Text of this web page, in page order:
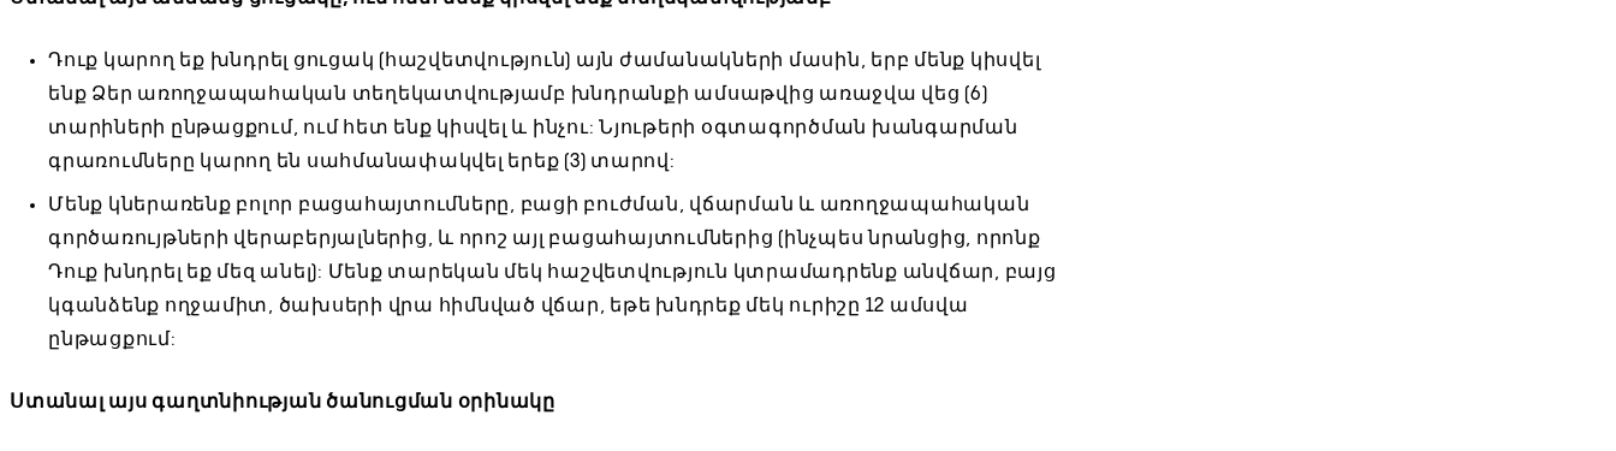
Դուք կարող եք խնդրել ցուցակ (հաշվետվություն) այն ժամանակների մասին, երբ մենք կիսվել
ենք Ձեր առողջապահական տեղեկատվությամբ խնդրանքի ամսաթվից առաջվա վեց (6)
տարիների ընթացքում, ում հետ ենք կիսվել և ինչու: Նյութերի օգտագործման խանգարման
գրառումները կարող են սահմանափակվել երեք (3) տարով:
Մենք կներառենք բոլոր բացահայտումները, բացի բուժման, վճարման և առողջապահական
գործառույթների վերաբերյալներից, և որոշ այլ բացահայտումներից (ինչպես նրանցից, որոնք
Դուք խնդրել եք մեզ անել): Մենք տարեկան մեկ հաշվետվություն կտրամադրենք անվճար, բայց
կգանձենք ողջամիտ, ծախսերի վրա հիմնված վճար, եթե խնդրեք մեկ ուրիշը 12 ամսվա
ընթացքում:
Ստանալ այս գաղտնիության ծանուցման օրինակը